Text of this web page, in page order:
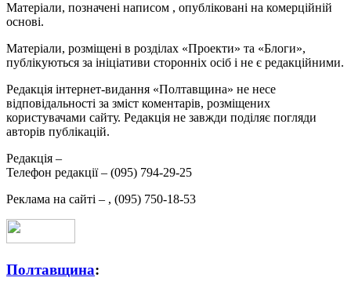
Матеріали, позначені написом , опубліковані на комерційній
основі.
Матеріали, розміщені в розділах «Проекти» та «Блоги»,
публікуються за ініціативи сторонніх осіб і не є редакційними.
Редакція інтернет-видання «Полтавщина» не несе
відповідальності за зміст коментарів, розміщених
користувачами сайту. Редакція не завжди поділяє погляди
авторів публікацій.
Редакція –
Телефон редакції – (095) 794-29-25
Реклама на сайті – , (095) 750-18-53
Полтавщина: